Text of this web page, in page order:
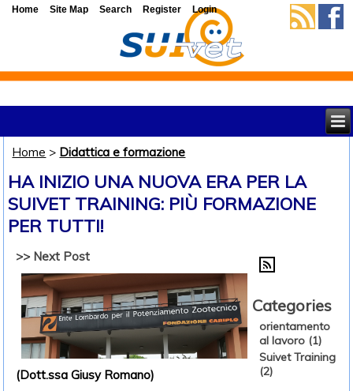
Home > Didattica e formazione
HA INIZIO UNA NUOVA ERA PER LA
SUIVET TRAINING: PIÙ FORMAZIONE
PER TUTTI!
>> Next Post
(Dott.ssa Giusy Romano)
Categories
orientamento
al lavoro (1)
Suivet Training
(2)
Home Site Map Search Register Login